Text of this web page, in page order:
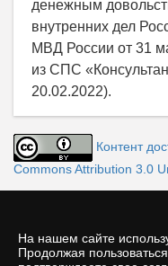
На нашем сайте
Продолжая
денежным
внутренних дел
МВД России от 31
из СПС
20.02.2022).
Контент
Commons Attribution 3.0